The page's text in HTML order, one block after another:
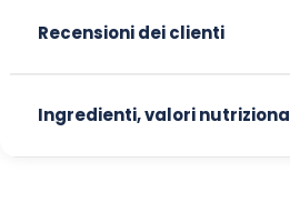
Recensioni dei clienti
Ingredienti, valori